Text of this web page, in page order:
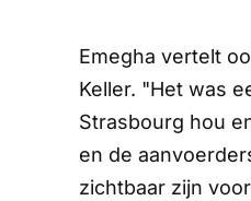
Emegha vertelt
Keller. "Het was
Strasbourg hou
en de
zichtbaar zijn